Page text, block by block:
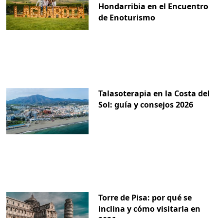
Hondarribia en el Encuentro
de Enoturismo
Talasoterapia en la Costa del
Sol: guía y consejos 2026
Torre de Pisa: por qué se
inclina y cómo visitarla en